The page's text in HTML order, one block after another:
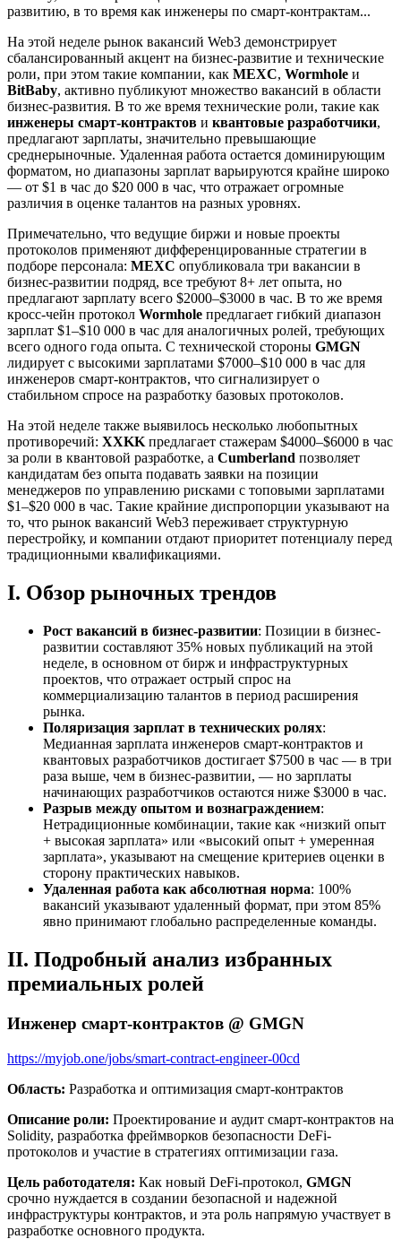
развитию, в то время как инженеры по смарт-контрактам...
На этой неделе рынок вакансий Web3 демонстрирует
сбалансированный акцент на бизнес-развитие и технические
роли, при этом такие компании, как MEXC, Wormhole и
BitBaby, активно публикуют множество вакансий в области
бизнес-развития. В то же время технические роли, такие как
инженеры смарт-контрактов и квантовые разработчики,
предлагают зарплаты, значительно превышающие
среднерыночные. Удаленная работа остается доминирующим
форматом, но диапазоны зарплат варьируются крайне широко
— от $1 в час до $20 000 в час, что отражает огромные
различия в оценке талантов на разных уровнях.
Примечательно, что ведущие биржи и новые проекты
протоколов применяют дифференцированные стратегии в
подборе персонала: MEXC опубликовала три вакансии в
бизнес-развитии подряд, все требуют 8+ лет опыта, но
предлагают зарплату всего $2000–$3000 в час. В то же время
кросс-чейн протокол Wormhole предлагает гибкий диапазон
зарплат $1–$10 000 в час для аналогичных ролей, требующих
всего одного года опыта. С технической стороны GMGN
лидирует с высокими зарплатами $7000–$10 000 в час для
инженеров смарт-контрактов, что сигнализирует о
стабильном спросе на разработку базовых протоколов.
На этой неделе также выявилось несколько любопытных
противоречий: XXKKпредлагает стажерам $4000–$6000 в час
за роли в квантовой разработке, а Cumberland позволяет
кандидатам без опыта подавать заявки на позиции
менеджеров по управлению рисками с топовыми зарплатами
$1–$20 000 в час. Такие крайние диспропорции указывают на
то, что рынок вакансий Web3 переживает структурную
перестройку, и компании отдают приоритет потенциалу перед
традиционными квалификациями.
I. Обзор рыночных трендов
Рост вакансий в бизнес-развитии: Позиции в бизнес-
развитии составляют 35% новых публикаций на этой
неделе, в основном от бирж и инфраструктурных
проектов, что отражает острый спрос на
коммерциализацию талантов в период расширения
рынка.
Поляризация зарплат в технических ролях:
Медианная зарплата инженеров смарт-контрактов и
квантовых разработчиков достигает $7500 в час — в три
раза выше, чем в бизнес-развитии, — но зарплаты
начинающих разработчиков остаются ниже $3000 в час.
Разрыв между опытом и вознаграждением:
Нетрадиционные комбинации, такие как «низкий опыт
+ высокая зарплата» или «высокий опыт + умеренная
зарплата», указывают на смещение критериев оценки в
сторону практических навыков.
Удаленная работа как абсолютная норма: 100%
вакансий указывают удаленный формат, при этом 85%
явно принимают глобально распределенные команды.
II. Подробный анализ избранных
премиальных ролей
Инженер смарт-контрактов @ GMGN
https://myjob.one/jobs/smart-contract-engineer-00cd
Область: Разработка и оптимизация смарт-контрактов
Описание роли: Проектирование и аудит смарт-контрактов на
Solidity, разработка фреймворков безопасности DeFi-
протоколов и участие в стратегиях оптимизации газа.
Цель работодателя: Как новый DeFi-протокол, GMGN
срочно нуждается в создании безопасной и надежной
инфраструктуры контрактов, и эта роль напрямую участвует в
разработке основного продукта.